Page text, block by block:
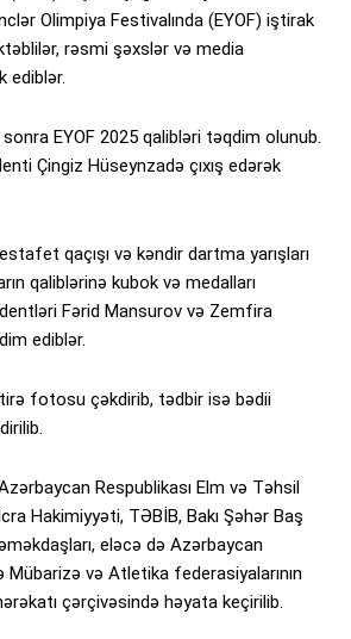
Olimpiya Festivalında (EYOF) iştirak
rəsmi şəxslər və media
ediblər.
EYOF 2025 qalibləri təqdim olunub.
Çingiz Hüseynzadə çıxış edərək
qaçışı və kəndir dartma yarışları
qaliblərinə kubok və medalları
Fərid Mansurov və Zemfira
ediblər.
fotosu çəkdirib, tədbir isə bədii
Respublikası Elm və Təhsil
Hakimiyyəti, TƏBİB, Bakı Şəhər Baş
eləcə də Azərbaycan
Mübarizə və Atletika federasiyalarının
çərçivəsində həyata keçirilib.